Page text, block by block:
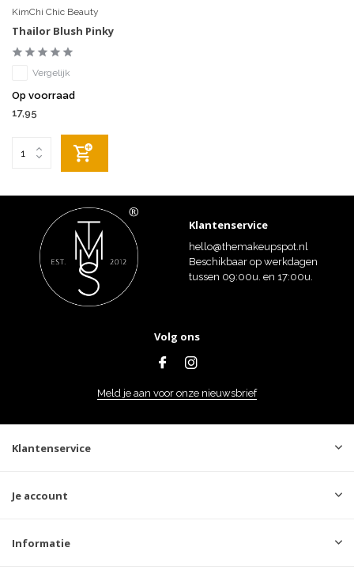
KimChi Chic Beauty
Thailor Blush Pinky
Vergelijk
Op voorraad
17,95
Klantenservice
hello@themakeupspot.nl
Beschikbaar op werkdagen
tussen 09:00u. en 17:00u.
Volg ons
Meld je aan voor onze nieuwsbrief
Klantenservice
Je account
Informatie